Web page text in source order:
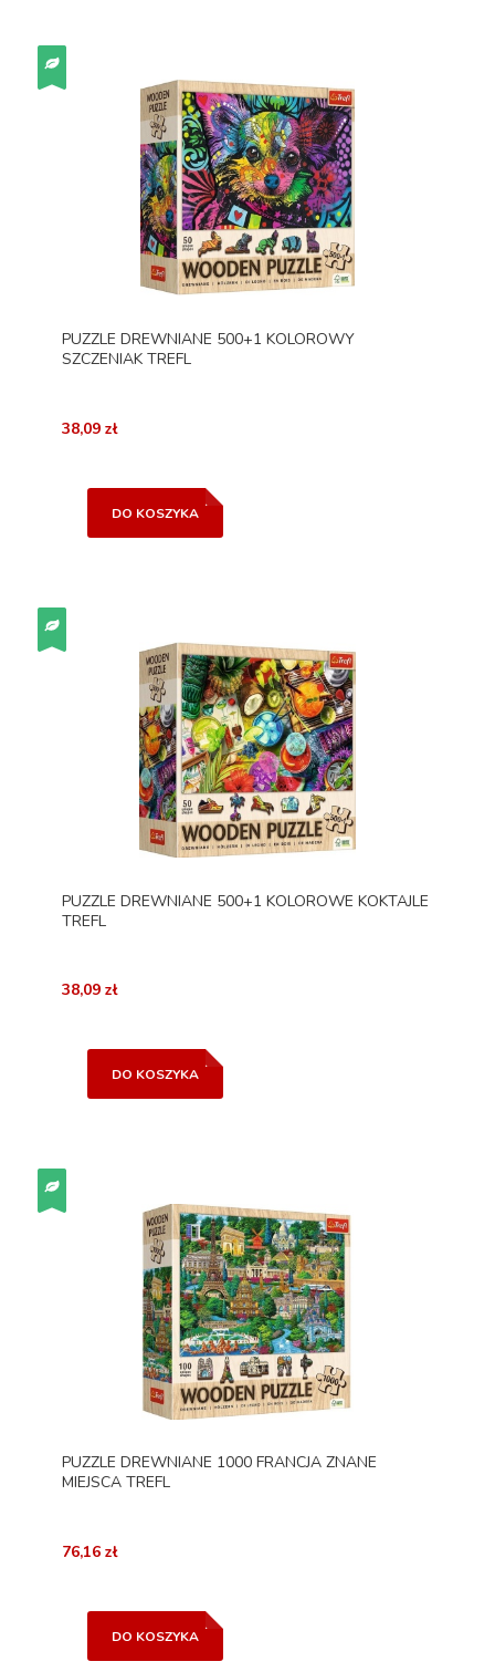
PUZZLE DREWNIANE 500+1 KOLOROWY
SZCZENIAK TREFL
38,09 zł
DO KOSZYKA
PUZZLE DREWNIANE 500+1 KOLOROWE KOKTAJLE
TREFL
38,09 zł
DO KOSZYKA
PUZZLE DREWNIANE 1000 FRANCJA ZNANE
MIEJSCA TREFL
76,16 zł
DO KOSZYKA